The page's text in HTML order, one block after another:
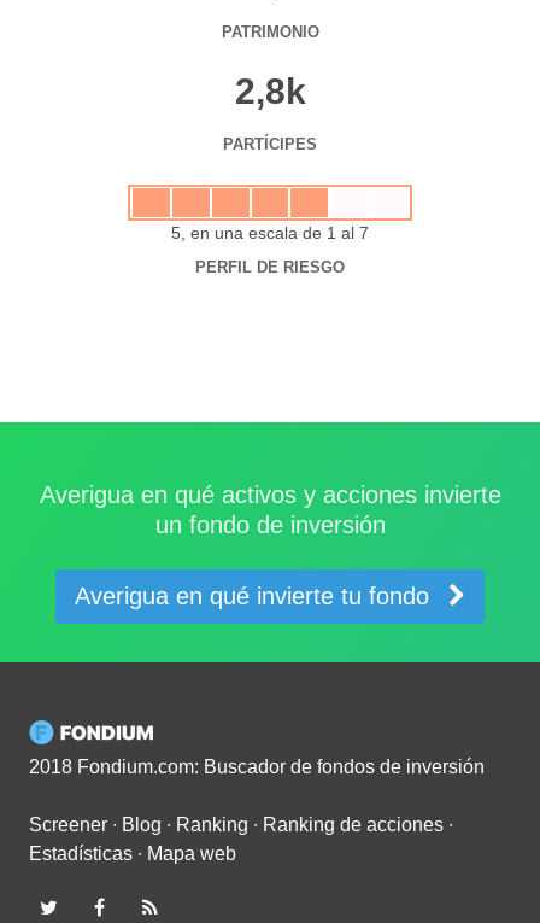
PATRIMONIO
2,8k
PARTÍCIPES
5, en una escala de 1 al 7
PERFIL DE RIESGO
Averigua en qué activos y acciones invierte
un fondo de inversión
Averigua en qué invierte tu fondo
2018 Fondium.com: Buscador de fondos de inversión
Screener ∙ Blog ∙ Ranking ∙ Ranking de acciones ∙
Estadísticas ∙ Mapa web